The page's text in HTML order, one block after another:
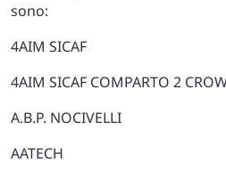
sono:
4AIM SICAF
4AIM SICAF COMPARTO 2
A.B.P. NOCIVELLI
AATECH